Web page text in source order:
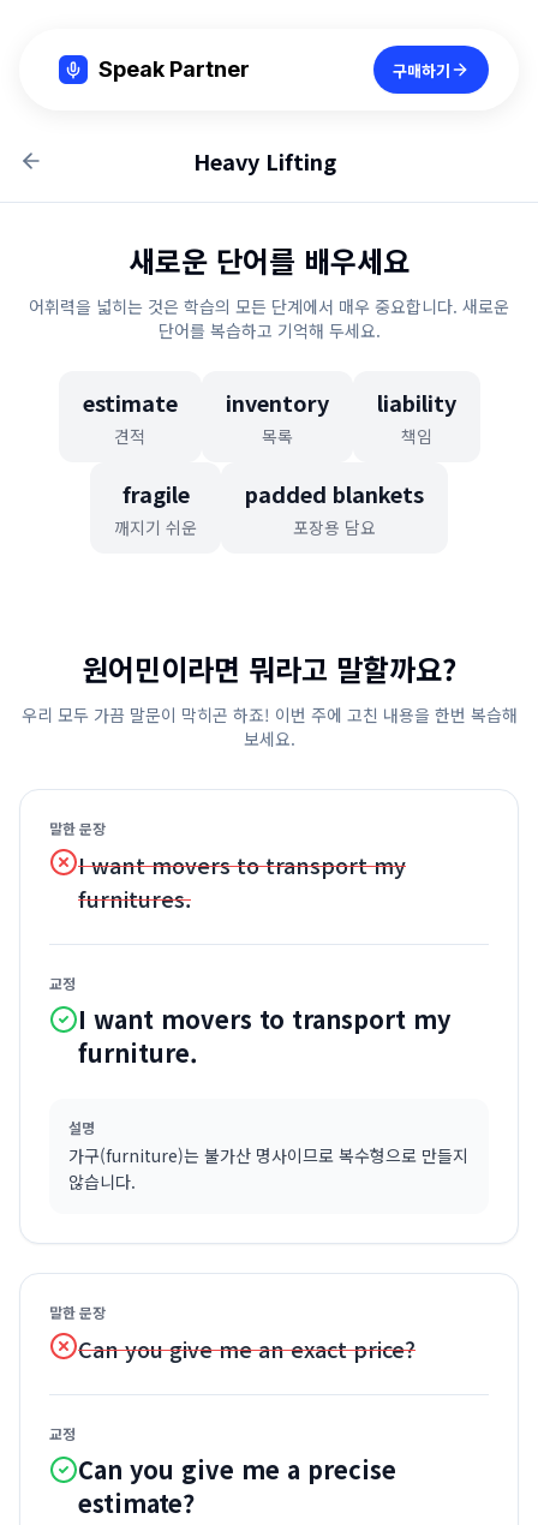
Speak Partner 구매하기
Heavy Lifting
새로운 단어를 배우세요
어휘력을 넓히는 것은 학습의 모든 단계에서 매우 중요합니다. 새로운
단어를 복습하고 기억해 두세요.
estimate
견적
inventory
목록
liability
책임
fragile
깨지기 쉬운
padded blankets
포장용 담요
원어민이라면 뭐라고 말할까요?
우리 모두 가끔 말문이 막히곤 하죠! 이번 주에 고친 내용을 한번 복습해
보세요.
말한 문장
I want movers to transport my
furnitures.
교정
I want movers to transport my
furniture.
설명
가구(furniture)는 불가산 명사이므로 복수형으로 만들지
않습니다.
말한 문장
Can you give me an exact price?
교정
Can you give me a precise
estimate?